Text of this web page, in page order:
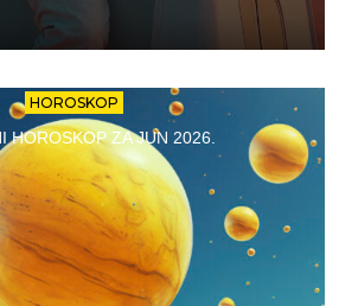
HOROSKOP
HOROSKOP ZA JUN 2026.